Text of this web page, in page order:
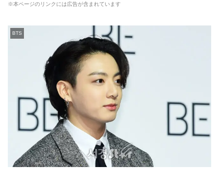
※本ページのリンクには広告が含まれています
BTS